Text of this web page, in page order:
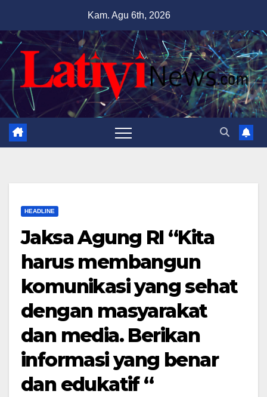
content
Kam. Agu 6th, 2026
HEADLINE
Jaksa Agung RI “Kita
harus membangun
komunikasi yang sehat
dengan masyarakat
dan media. Berikan
informasi yang benar
dan edukatif “